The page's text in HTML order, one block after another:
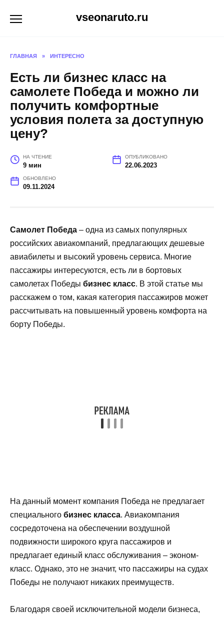
vseonaruto.ru
ГЛАВНАЯ » ИНТЕРЕСНО
Есть ли бизнес класс на
самолете Победа и можно ли
получить комфортные
условия полета за доступную
цену?
НА ЧТЕНИЕ
9 мин
ОПУБЛИКОВАНО
22.06.2023
ОБНОВЛЕНО
09.11.2024
Самолет Победа – одна из самых популярных
российских авиакомпаний, предлагающих дешевые
авиабилеты и высокий уровень сервиса. Многие
пассажиры интересуются, есть ли в бортовых
самолетах Победы бизнес класс. В этой статье мы
расскажем о том, какая категория пассажиров может
рассчитывать на повышенный уровень комфорта на
борту Победы.
На данный момент компания Победа не предлагает
специального бизнес класса. Авиакомпания
сосредоточена на обеспечении воздушной
подвижности широкого круга пассажиров и
предлагает единый класс обслуживания – эконом-
класс. Однако, это не значит, что пассажиры на судах
Победы не получают никаких преимуществ.
Благодаря своей исключительной модели бизнеса,